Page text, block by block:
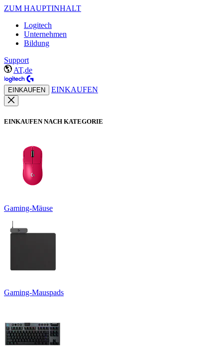
ZUM HAUPTINHALT
Logitech
Unternehmen
Bildung
Support
AT,de
EINKAUFEN EINKAUFEN
EINKAUFEN NACH KATEGORIE
Gaming-Mäuse
Gaming-Mauspads